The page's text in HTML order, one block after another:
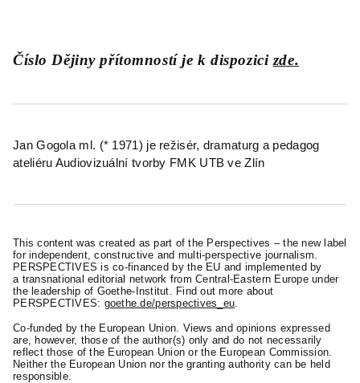
Číslo Dějiny přítomností je k dispozici zde.
Jan Gogola ml. (* 1971) je režisér, dramaturg a pedagog
ateliéru Audiovizuální tvorby FMK UTB ve Zlín
This content was created as part of the Perspectives – the new label
for independent, constructive and multi-perspective journalism.
PERSPECTIVES is co-financed by the EU and implemented by
a transnational editorial network from Central-Eastern Europe under
the leadership of Goethe-Institut. Find out more about
PERSPECTIVES: goethe.de/perspectives_eu.
Co-funded by the European Union. Views and opinions expressed
are, however, those of the author(s) only and do not necessarily
reflect those of the European Union or the European Commission.
Neither the European Union nor the granting authority can be held
responsible.